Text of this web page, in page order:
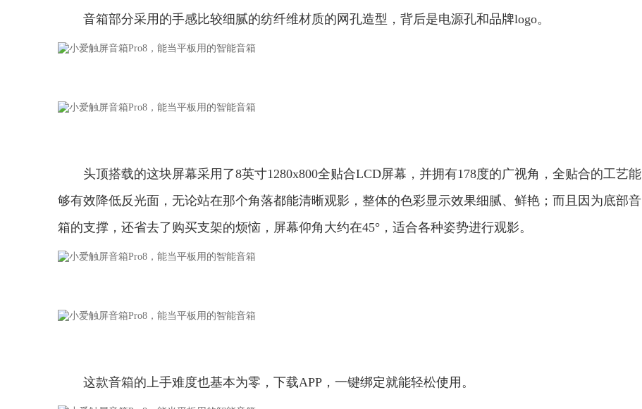
音箱部分采用的手感比较细腻的纺纤维材质的网孔造型，背后是电源孔和品牌logo。
头顶搭载的这块屏幕采用了8英寸1280x800全贴合LCD屏幕，并拥有178度的广视角，全贴合的工艺能
够有效降低反光面，无论站在那个角落都能清晰观影，整体的色彩显示效果细腻、鲜艳；而且因为底部音
箱的支撑，还省去了购买支架的烦恼，屏幕仰角大约在45°，适合各种姿势进行观影。
这款音箱的上手难度也基本为零，下载APP，一键绑定就能轻松使用。